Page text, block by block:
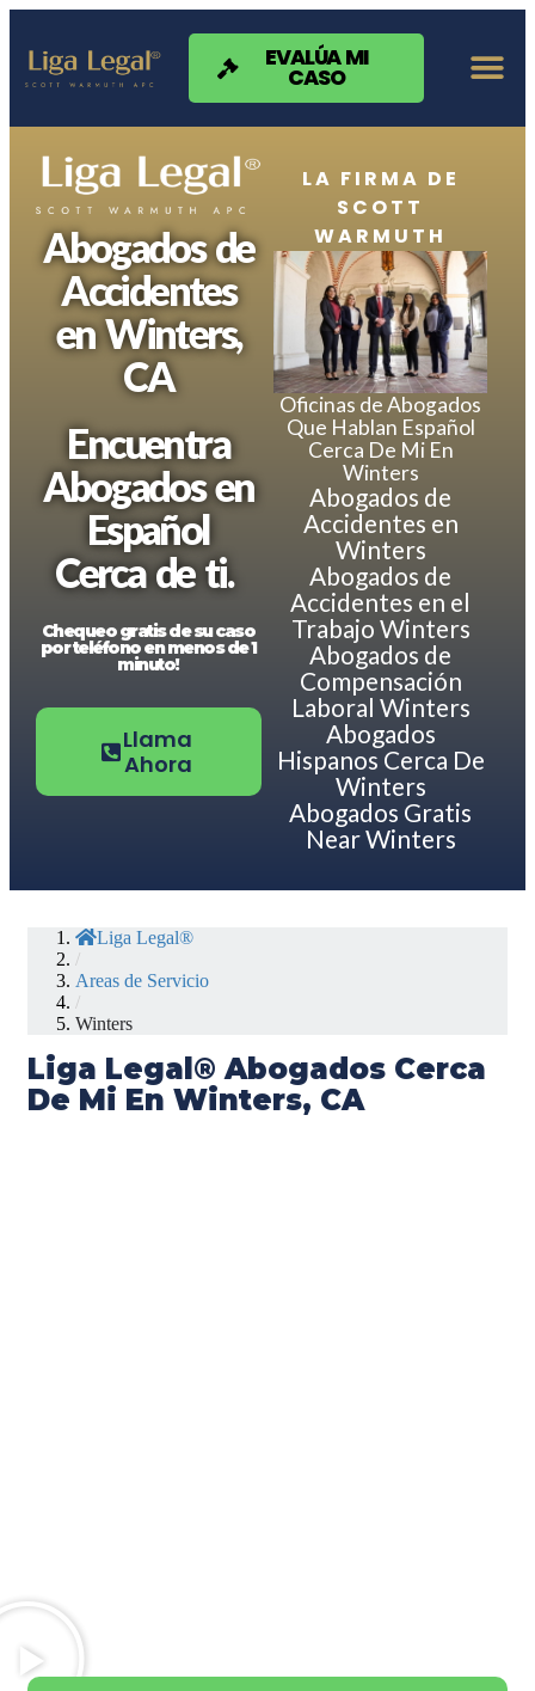
Nota:
sitio
web
accesibilidad.
EVALÚA MI
CASO
Abogados de
Accidentes
en Winters,
CA
Encuentra
Abogados en
Español
Cerca de ti.
Chequeo gratis de su caso
por teléfono en menos de 1
minuto!
Llama
Ahora
LA FIRMA DE
SCOTT
WARMUTH
Oficinas de Abogados
Que Hablan Español
Cerca De Mi En
Winters
Abogados de
Accidentes en
Winters
Abogados de
Accidentes en el
Trabajo Winters
Abogados de
Compensación
Laboral Winters
Abogados
Hispanos Cerca De
Winters
Abogados Gratis
Near Winters
Liga Legal®
/
Areas de Servicio
/
Winters
Liga Legal® Abogados Cerca
De Mi En Winters, CA